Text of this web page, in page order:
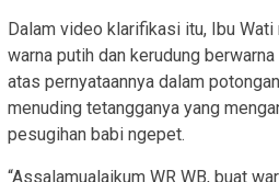
Dalam video klarifikasi itu, Ibu Wati
warna putih dan kerudung
atas pernyataannya dalam
menuding tetangganya yang
pesugihan babi ngepet.
“Assalamualaikum WR WB, buat